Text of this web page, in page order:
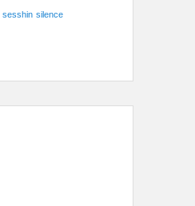
sesshin silence